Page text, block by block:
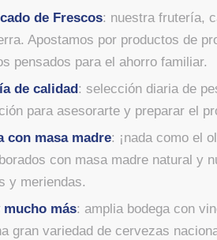
de Frescos: nuestra frutería,
Apostamos por productos de
pensados para el ahorro familiar.
de calidad: selección diaria de
para asesorarte y preparar el
con masa madre: ¡nada como el
con masa madre natural y
y meriendas.
mucho más: amplia bodega con
gran variedad de cervezas